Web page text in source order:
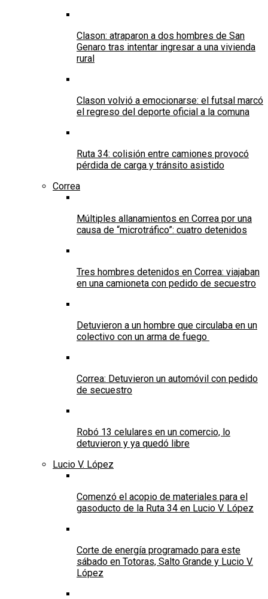
Clason: atraparon a dos hombres de San
Genaro tras intentar ingresar a una vivienda
rural
Clason volvió a emocionarse: el futsal marcó
el regreso del deporte oficial a la comuna
Ruta 34: colisión entre camiones provocó
pérdida de carga y tránsito asistido
Correa
Múltiples allanamientos en Correa por una
causa de “microtráfico”: cuatro detenidos
Tres hombres detenidos en Correa: viajaban
en una camioneta con pedido de secuestro
Detuvieron a un hombre que circulaba en un
colectivo con un arma de fuego
Correa: Detuvieron un automóvil con pedido
de secuestro
Robó 13 celulares en un comercio, lo
detuvieron y ya quedó libre
Lucio V. López
Comenzó el acopio de materiales para el
gasoducto de la Ruta 34 en Lucio V. López
Corte de energía programado para este
sábado en Totoras, Salto Grande y Lucio V.
López